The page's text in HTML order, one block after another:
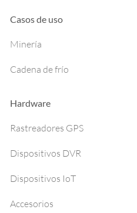
Casos de uso
Minería
Cadena de frío
Hardware
Rastreadores GPS
Dispositivos DVR
Dispositivos IoT
Accesorios